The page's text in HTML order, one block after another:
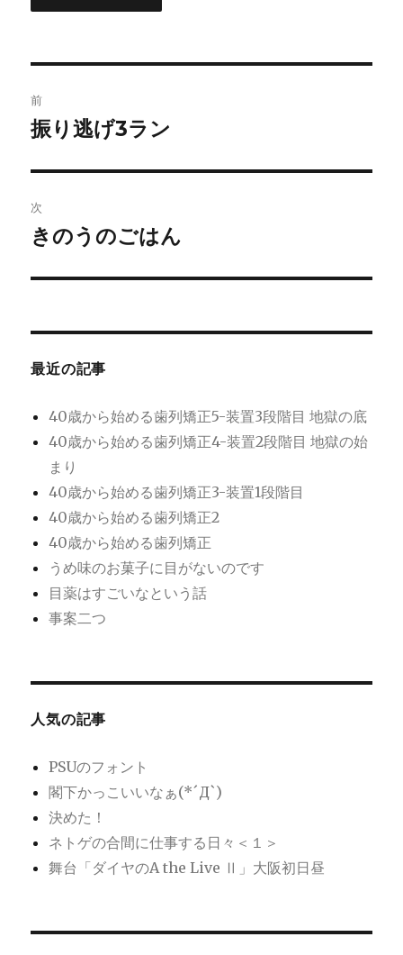
稿
ビ
ゲ
ー
前
前
投
稿:
振り逃げ3ラン
次
次
投
きのうのごはん
最近の記事
40歳から始める歯列矯正5-装置3段階目 地獄の底
40歳から始める歯列矯正4-装置2段階目 地獄の始
まり
40歳から始める歯列矯正3-装置1段階目
40歳から始める歯列矯正2
40歳から始める歯列矯正
うめ味のお菓子に目がないのです
目薬はすごいなという話
事案二つ
人気の記事
PSUのフォント
閣下かっこいいなぁ(*´Д`)
決めた！
ネトゲの合間に仕事する日々＜１＞
舞台「ダイヤのA the Live Ⅱ」大阪初日昼